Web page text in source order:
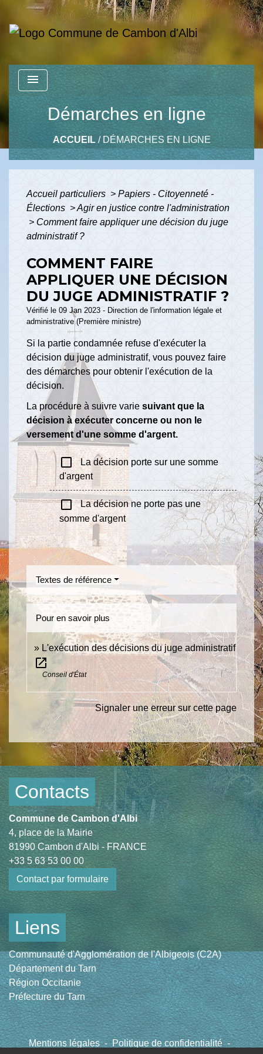
menu
Démarches en ligne
ACCUEIL/ DÉMARCHES EN LIGNE
Accueil particuliers > Papiers - Citoyenneté -
Élections >Agir en justice contre l'administration
> Comment faire appliquer une décision du juge
administratif ?
COMMENT FAIRE
APPLIQUER UNE DÉCISION
DU JUGE ADMINISTRATIF ?
Vérifié le 09 Jan 2023 - Direction de l'information légale et
administrative (Première ministre)
Si la partie condamnée refuse d'exécuter la
décision du juge administratif, vous pouvez faire
des démarches pour obtenir l'exécution de la
décision.
La procédure à suivre varie suivant que la
décision à exécuter concerne ou non le
versement d'une somme d'argent.
check_box_outline_blank La décision porte sur une somme
d'argent
check_box_outline_blank La décision ne porte pas une
somme d'argent
Textes de référence
Pour en savoir plus
L'exécution des décisions du juge administratif
open_in_new
Conseil d'État
Signaler une erreur sur cette page
Contacts
Commune de Cambon d'Albi
4, place de la Mairie
81990 Cambon d'Albi - FRANCE
+33 5 63 53 00 00
Contact par formulaire
Liens
Communauté d'Agglomération de l'Albigeois (C2A)
Département du Tarn
Région Occitanie
Préfecture du Tarn
Mentions légales - Politique de confidentialité -